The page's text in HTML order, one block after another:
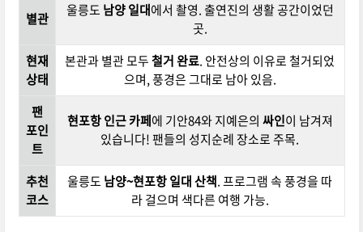
별관 울릉도 남양 일대에서 촬영. 출연진의 생활 공간이었던
곳.
현재
상태
본관과 별관 모두철거 완료. 안전상의 이유로 철거되었
으며, 풍경은 그대로 남아 있음.
팬
포인
트
현포항 인근 카페에 기안84와 지예은의 싸인이 남겨져
있습니다! 팬들의 성지순례 장소로 주목.
추천
코스
울릉도 남양~현포항 일대 산책. 프로그램 속 풍경을 따
라 걸으며 색다른 여행 가능.